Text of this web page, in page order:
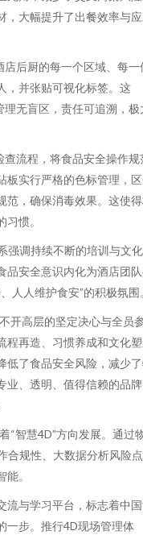
，大幅提升了出餐效率与
店后厨的每一个区域、每一
，并张贴可视化标签。这
理无盲区，责任可追溯，极
查流程，将食品安全操作规
板实行严格的色标管理，
范，确保消毒效果。这使
惯。
强调持续不断的培训与文
品安全意识内化为酒店团
人人维护食安”的积极氛围
开高层的坚定决心与全员
程再造、习惯养成和文化
低了食品安全风险，减少
业、透明、值得信赖的品
“智慧4D”方向发展。通过
合规性、大数据分析风险点
。
流与学习平台，标志着中
一步。推行4D现场管理体